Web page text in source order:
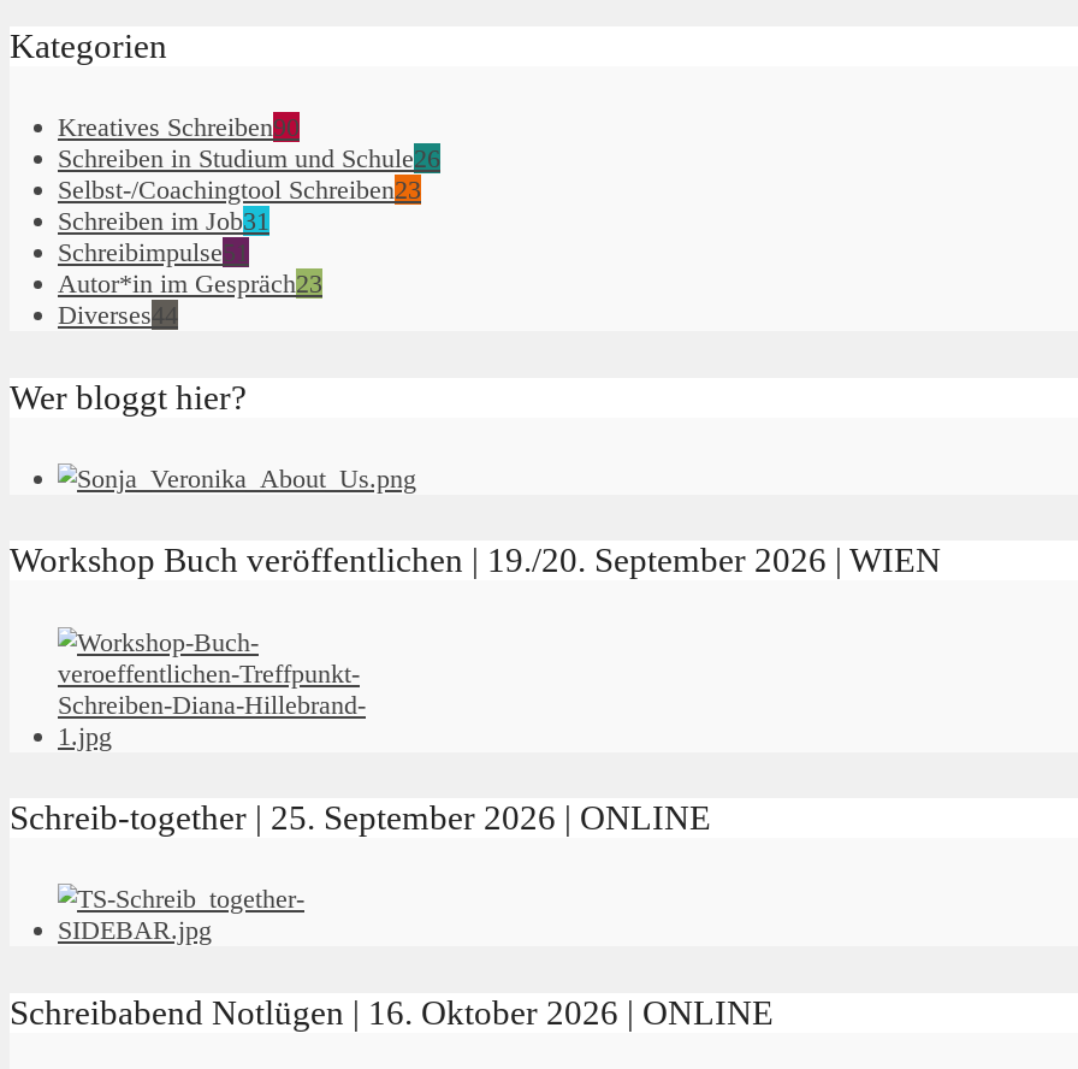
Kategorien
Kreatives Schreiben90
Schreiben in Studium und Schule26
Selbst-/Coachingtool Schreiben23
Schreiben im Job31
Schreibimpulse51
Autor*in im Gespräch23
Diverses44
Wer bloggt hier?
Workshop Buch veröffentlichen | 19./20. September 2026 | WIEN
Schreib-together | 25. September 2026 | ONLINE
Schreibabend Notlügen | 16. Oktober 2026 | ONLINE